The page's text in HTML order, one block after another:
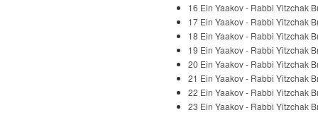
16 Ein Yaakov - Rabbi Yitzchak
17 Ein Yaakov - Rabbi Yitzchak
18 Ein Yaakov - Rabbi Yitzchak
19 Ein Yaakov - Rabbi Yitzchak
20 Ein Yaakov - Rabbi Yitzchak
21 Ein Yaakov - Rabbi Yitzchak
22 Ein Yaakov - Rabbi Yitzchak
23 Ein Yaakov - Rabbi Yitzchak